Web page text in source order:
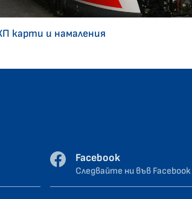
карти и намаления
Facebook
Следвайте ни във Facebook